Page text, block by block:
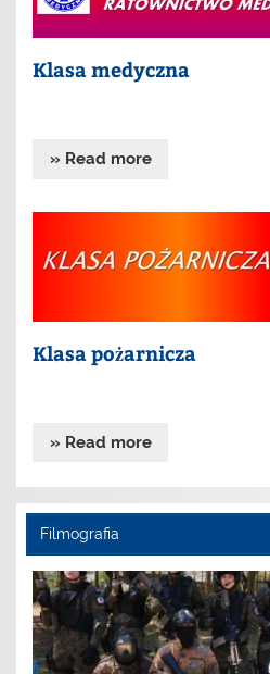
Klasa medyczna
» Read more
Klasa pożarnicza
» Read more
Filmografia